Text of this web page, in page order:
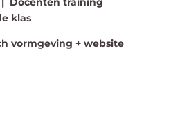
klas
vormgeving + website